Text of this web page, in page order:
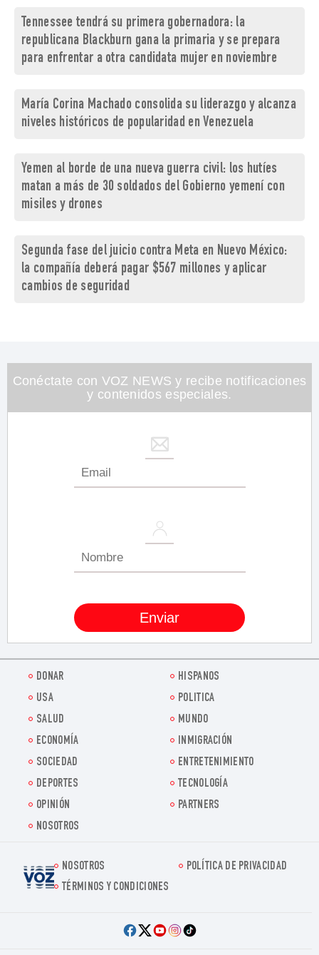
Tennessee tendrá su primera gobernadora: la
republicana Blackburn gana la primaria y se prepara
para enfrentar a otra candidata mujer en noviembre
María Corina Machado consolida su liderazgo y alcanza
niveles históricos de popularidad en Venezuela
Yemen al borde de una nueva guerra civil: los hutíes
matan a más de 30 soldados del Gobierno yemení con
misiles y drones
Segunda fase del juicio contra Meta en Nuevo México:
la compañía deberá pagar $567 millones y aplicar
cambios de seguridad
Conéctate con VOZ NEWS y recibe notificaciones
y contenidos especiales.
DONAR
HISPANOS
USA
POLITICA
SALUD
MUNDO
ECONOMÍA
INMIGRACIÓN
SOCIEDAD
ENTRETENIMIENTO
DEPORTES
TECNOLOGÍA
OPINIÓN
PARTNERS
NOSOTROS
Voz.us
NOSOTROS
POLÍTICA DE PRIVACIDAD
TÉRMINOS Y CONDICIONES